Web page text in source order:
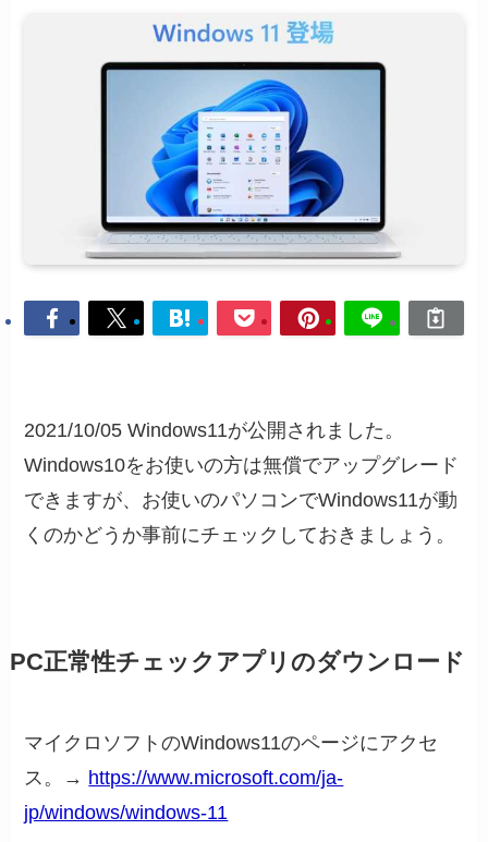
2021/10/05 Windows11が公開されました。
Windows10をお使いの方は無償でアップグレード
できますが、お使いのパソコンでWindows11が動
くのかどうか事前にチェックしておきましょう。
PC正常性チェックアプリのダウンロード
マイクロソフトのWindows11のページにアクセ
ス。→ https://www.microsoft.com/ja-
jp/windows/windows-11